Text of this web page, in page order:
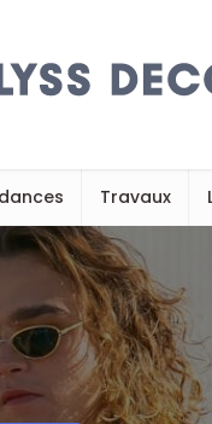
Travaux